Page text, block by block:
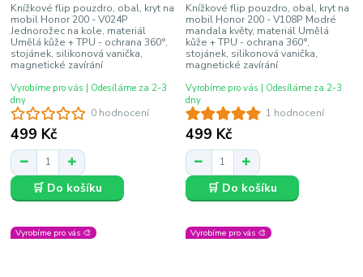
0 hodnocení
Knížkové flip pouzdro, obal, kryt na
mobil Honor 200 - V024P
Jednorožec na kole, materiál
Umělá kůže + TPU - ochrana 360°,
stojánek, silikonová vanička,
magnetické zavírání
499 Kč
Vyrobíme pro vás | Odesíláme za 2-3
dny
🛒 Do košíku
1 hodnocení
Knížkové flip pouzdro, obal, kryt na
mobil Honor 200 - V108P Modré
mandala květy, materiál Umělá
kůže + TPU - ochrana 360°,
stojánek, silikonová vanička,
magnetické zavírání
499 Kč
Vyrobíme pro vás | Odesíláme za 2-3
dny
🛒 Do košíku
Vyrobíme pro vás 🎨 Vyrobíme pro vás 🎨